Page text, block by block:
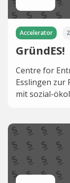
Accelerator
GründES!
Centre for
Esslingen zur
mit sozial-